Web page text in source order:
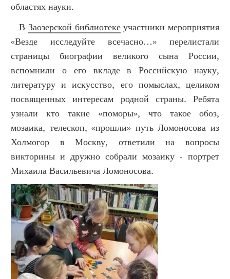
областях науки.
В Заозерской библиотекеучастники мероприятия
«Везде исследуйте всечасно…» перелистали
страницы биографии великого сына России,
вспомнили о его вкладе в Российскую науку,
литературу и искусство, его помыслах, целиком
посвященных интересам родной страны. Ребята
узнали кто такие «поморы», что такое обоз,
мозаика, телескоп, «прошли» путь Ломоносова из
Холмогор в Москву, ответили на вопросы
викторины и дружно собрали мозаику - портрет
Михаила Васильевича Ломоносова.